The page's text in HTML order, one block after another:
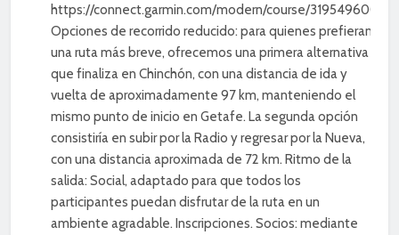
https://connect.garmin.com/modern/course/319549600
Opciones de recorrido reducido: para quienes prefieran
una ruta más breve, ofrecemos una primera alternativa
que finaliza en Chinchón, con una distancia de ida y
vuelta de aproximadamente 97 km, manteniendo el
mismo punto de inicio en Getafe. La segunda opción
consistiría en subir por la Radio y regresar por la Nueva,
con una distancia aproximada de 72 km. Ritmo de la
salida: Social, adaptado para que todos los
participantes puedan disfrutar de la ruta en un
ambiente agradable. Inscripciones. Socios: mediante